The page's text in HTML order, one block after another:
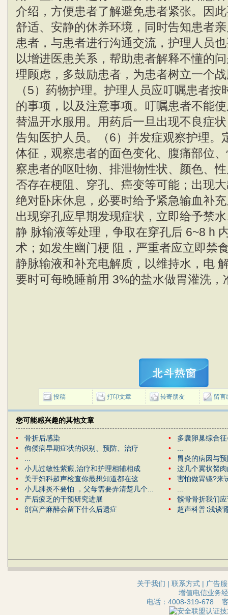
介绍，方便患者了解避免患者紧张。因
舒适、安静的休养环境，同时告知患者
患者，与患者进行沟通交流，护理人员
以增进医患关系，帮助患者解释不懂的
理顾虑，多鼓励患者，为患者树立一个
（5）药物护理。护理人员应叮嘱患者
的事项，以及注意事项。叮嘱患者不能
替温开水服用。用药后一旦出现不良症
告知医护人员。（6）并发症观察护理。
体征，观察患者的面色变化、腹痛部位
察患者的呕吐物、排泄物性状、颜色、
否存在梗阻、穿孔、癌变等可能；出现
绝对卧床休息，必要时给予紧急输血补
出现穿孔应早期发现症状，立即给予禁
静 脉输液等处理，争取在穿孔后 6~8 h
术；如发生幽门梗 阻，严重者应立即禁
静脉输液和补充电解质，以维持水，电
要时可每晚睡前用 3%的盐水做胃灌洗，
投稿 打印文章 转寄朋友 留言
您可能感兴趣的其他文章
• 骨折后感染 • 多囊卵巢综合
• 佝偻病早期症状的识别、预防、治疗 •
•
•
胃炎的病因与
• 小儿过敏性紫癜,治疗和护理相辅相成 • 这几个翼状胬
• 关于妇科超声检查你最想知道都在这 • 害怕做胃镜?来
• 小儿肺炎不要怕 ，父母需要弄清楚几个... •
• 产后疲乏的干预研究进展 • 髌骨骨折我们
• 剖宫产麻醉会留下什么后遗症 • 超声科普∶浅谈
关于我们 | 联系方式 | 广告
增值电信业务
电话：4008-319-678